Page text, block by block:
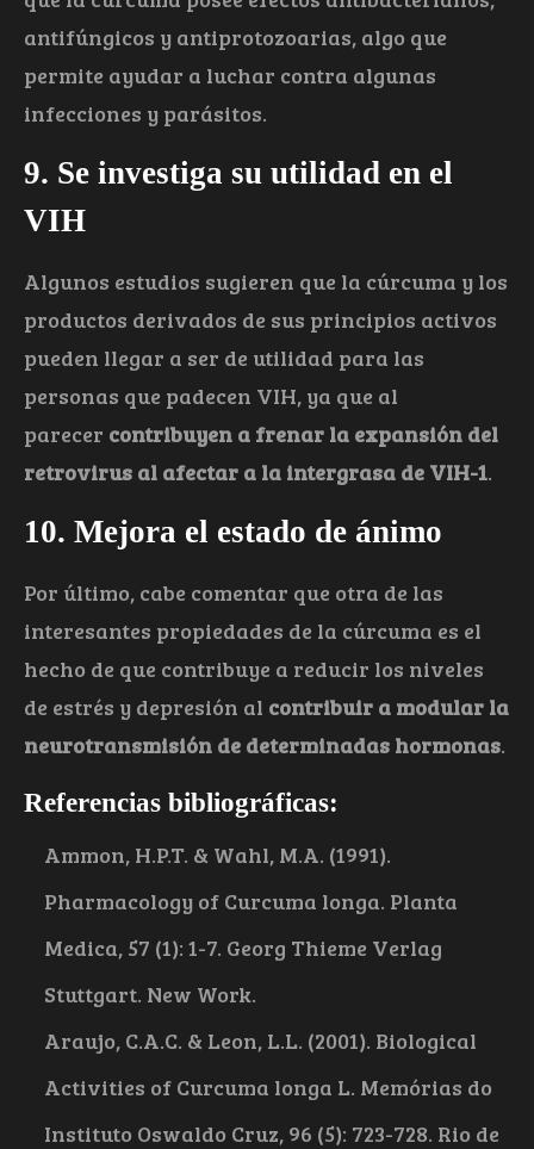
antifúngicos y antiprotozoarias, algo que
permite ayudar a luchar contra algunas
infecciones y parásitos.
9. Se investiga su utilidad en el
VIH
Algunos estudios sugieren que la cúrcuma y los
productos derivados de sus principios activos
pueden llegar a ser de utilidad para las
personas que padecen VIH, ya que al
parecer contribuyen a frenar la expansión del
retrovirus al afectar a la intergrasa de VIH-1.
10. Mejora el estado de ánimo
Por último, cabe comentar que otra de las
interesantes propiedades de la cúrcuma es el
hecho de que contribuye a reducir los niveles
de estrés y depresión al contribuir a modular la
neurotransmisión de determinadas hormonas.
Referencias bibliográficas:
Ammon, H.P.T. & Wahl, M.A. (1991).
Pharmacology of Curcuma longa. Planta
Medica, 57 (1): 1-7. Georg Thieme Verlag
Stuttgart. New Work.
Araujo, C.A.C. & Leon, L.L. (2001). Biological
Activities of Curcuma longa L. Memórias do
Instituto Oswaldo Cruz, 96 (5): 723-728. Rio de